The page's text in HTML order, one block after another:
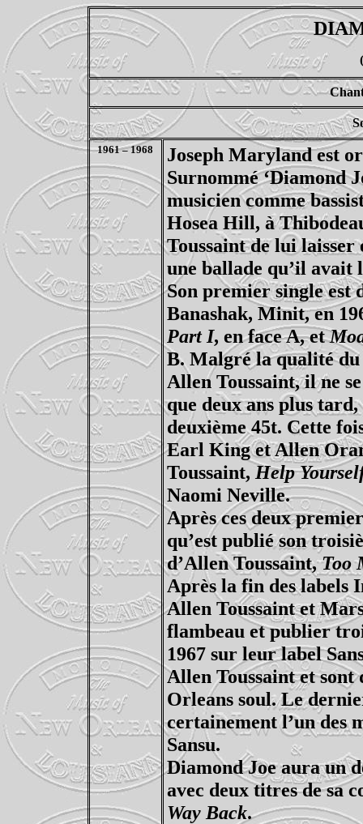
1961 – 1968
Joseph Maryland est
Surnommé ‘Diamond
musicien comme
Hosea Hill, à
Toussaint de lui
une ballade qu’il avait
Son premier single est
Banashak, Minit, en
Part I, en face A, et
B. Malgré la qualité
Allen Toussaint, il ne
que deux ans plus
deuxième 45t. Cette
Earl King et Allen
Toussaint, Help
Naomi Neville.
Après ces deux
qu’est publié son
d’Allen Toussaint,Too
Après la fin des labels
Allen Toussaint et
flambeau et publier
1967 sur leur label
Allen Toussaint et sont
Orleans soul. Le
certainement l’un des
Sansu.
Diamond Joe aura un
avec deux titres de sa
Way Back.